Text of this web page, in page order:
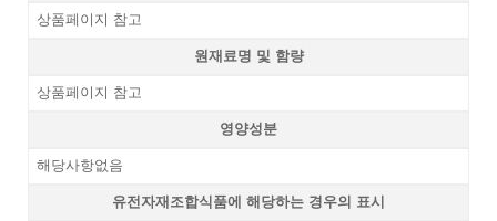
상품페이지 참고
원재료명 및 함량
상품페이지 참고
영양성분
해당사항없음
유전자재조합식품에 해당하는 경우의 표시